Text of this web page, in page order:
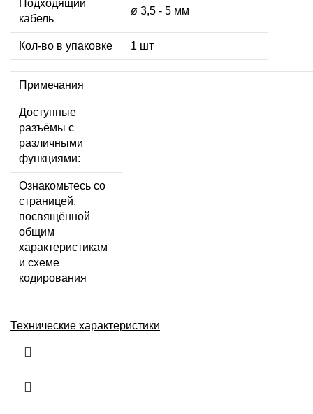
Подходящий
кабель
ø 3,5 - 5 мм
Кол-во в упаковке 1 шт
Примечания
Доступные
разъёмы с
различными
функциями:
Ознакомьтесь со
страницей,
посвящённой
общим
характеристикам
и схеме
кодирования
Технические характеристики